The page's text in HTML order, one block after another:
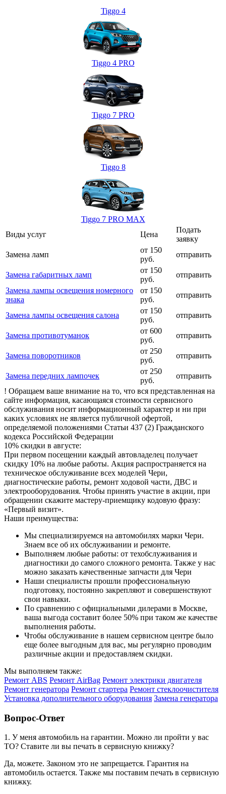
Tiggo 4
Tiggo 4 PRO
Tiggo 7 PRO
Tiggo 8
Tiggo 7 PRO MAX
Виды услуг
Цена
Подать
заявку
Замена ламп
от 150
руб.
отправить
Замена габаритных ламп
от 150
руб.
отправить
Замена лампы освещения номерного
знака
от 150
руб.
отправить
Замена лампы освещения салона
от 150
руб.
отправить
Замена противотуманок
от 600
руб.
отправить
Замена поворотников
от 250
руб.
отправить
Замена передних лампочек
от 250
руб.
отправить
! Обращаем ваше внимание на то, что вся представленная на
сайте информация, касающаяся стоимости сервисного
обслуживания носит информационный характер и ни при
каких условиях не является публичной офертой,
определяемой положениями Статьи 437 (2) Гражданского
кодекса Российской Федерации
10% скидки в августе:
При первом посещении каждый автовладелец получает
скидку 10% на любые работы. Акция распространяется на
техническое обслуживание всех моделей Чери,
диагностические работы, ремонт ходовой части, ДВС и
электрооборудования. Чтобы принять участие в акции, при
обращении скажите мастеру-приемщику кодовую фразу:
«Первый визит».
Наши преимущества:
Мы специализируемся на автомобилях марки Чери.
Знаем все об их обслуживании и ремонте.
Выполняем любые работы: от техобслуживания и
диагностики до самого сложного ремонта. Также у нас
можно заказать качественные запчасти для Чери
Наши специалисты прошли профессиональную
подготовку, постоянно закрепляют и совершенствуют
свои навыки.
По сравнению с официальными дилерами в Москве,
ваша выгода составит более 50% при таком же качестве
выполнения работы.
Чтобы обслуживание в нашем сервисном центре было
еще более выгодным для вас, мы регулярно проводим
различные акции и предоставляем скидки.
Мы выполняем также:
Ремонт ABS Ремонт AirBag Ремонт электрики двигателя
Ремонт генератора Ремонт стартера Ремонт стеклоочистителя
Установка дополнительного оборудования Замена генератора
Вопрос-Ответ
1. У меня автомобиль на гарантии. Можно ли пройти у вас
ТО? Ставите ли вы печать в сервисную книжку?
Да, можете. Законом это не запрещается. Гарантия на
автомобиль остается. Также мы поставим печать в сервисную
книжку.